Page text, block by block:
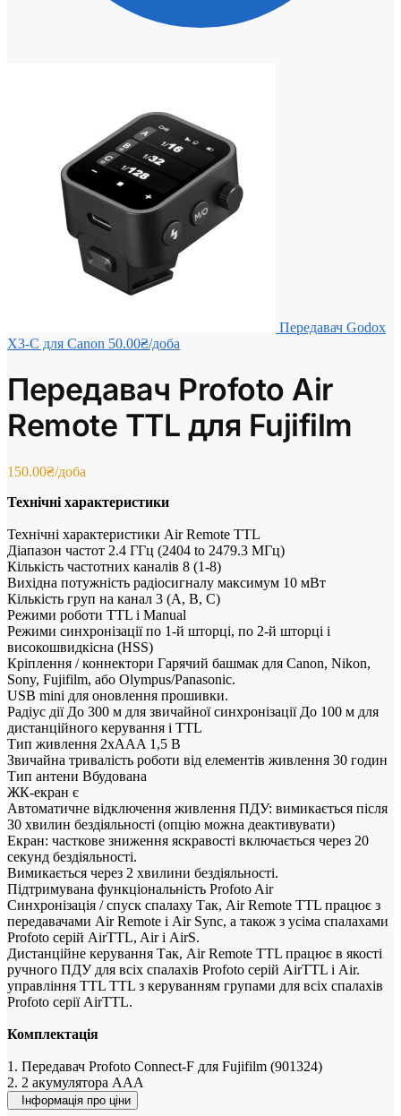
Передавач Godox
X3-C для Canon 50.00₴/доба
Передавач Profoto Air
Remote TTL для Fujifilm
150.00₴/доба
Технічні характеристики
Технічні характеристики Air Remote TTL
Діапазон частот 2.4 ГГц (2404 to 2479.3 МГц)
Кількість частотних каналів 8 (1-8)
Вихідна потужність радіосигналу максимум 10 мВт
Кількість груп на канал 3 (A, B, C)
Режими роботи TTL і Manual
Режими синхронізації по 1-й шторці, по 2-й шторці і
високошвидкісна (HSS)
Кріплення / коннектори Гарячий башмак для Canon, Nikon,
Sony, Fujifilm, або Olympus/Panasonic.
USB mini для оновлення прошивки.
Радіус дії До 300 м для звичайної синхронізації До 100 м для
дистанційного керування і TTL
Тип живлення 2xAAA 1,5 В
Звичайна тривалість роботи від елементів живлення 30 годин
Тип антени Вбудована
ЖК-екран є
Автоматичне відключення живлення ПДУ: вимикається після
30 хвилин бездіяльності (опцію можна деактивувати)
Екран: часткове зниження яскравості включається через 20
секунд бездіяльності.
Вимикається через 2 хвилини бездіяльності.
Підтримувана функціональність Profoto Air
Синхронізація / спуск спалаху Так, Air Remote TTL працює з
передавачами Air Remote і Air Sync, а також з усіма спалахами
Profoto серій AirTTL, Air і AirS.
Дистанційне керування Так, Air Remote TTL працює в якості
ручного ПДУ для всіх спалахів Profoto серій AirTTL і Air.
управління TTL TTL з керуванням групами для всіх спалахів
Profoto серії AirTTL.
Комплектація
1. Передавач Profoto Connect-F для Fujifilm (901324)
2. 2 акумулятора ААА
Інформація про ціни